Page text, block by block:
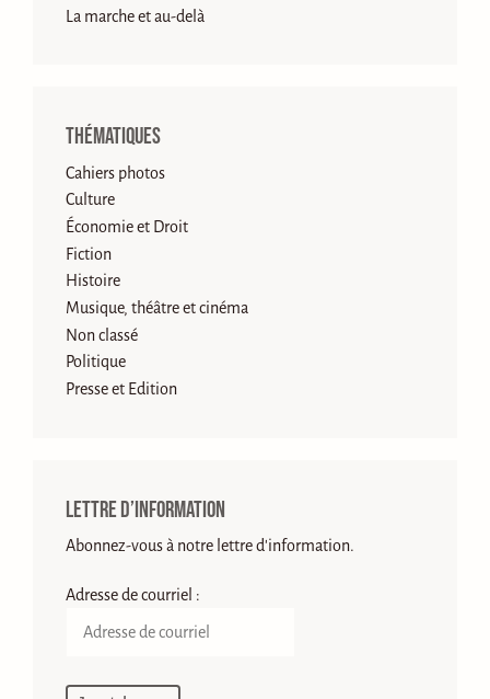
La marche et au-delà
Thématiques
Cahiers photos
Culture
Économie et Droit
Fiction
Histoire
Musique, théâtre et cinéma
Non classé
Politique
Presse et Edition
Lettre d’information
Abonnez-vous à notre lettre d'information.
Adresse de courriel :